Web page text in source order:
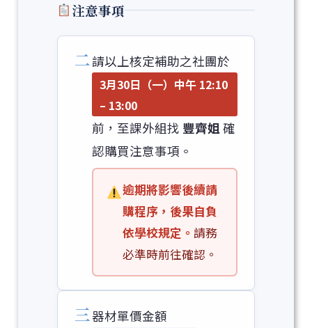
注意事項
二請以上核定補助之社團於
3月30日（一）中午 12:10
– 13:00
前，至課外組找 豐齊姐確
認購買注意事項。
逾期將影響後續請
購程序，後果自負
依學校規定。 請務
必準時前往確認。
三器材單價金額